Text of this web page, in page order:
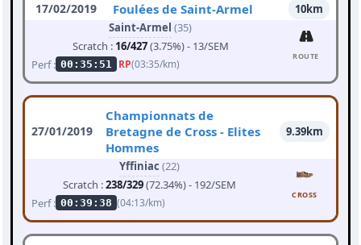
17/02/2019 Foulées de Saint-Armel
10km
Saint-Armel (35)
Scratch : 16/427(3.75%) - 13/SEM
Perf : 00:35:51 RP(03:35/km)
ROUTE
27/01/2019
Championnats de
Bretagne de Cross - Elites
Hommes
9.39km
Yffiniac (22)
Scratch :238/329(72.34%) - 192/SEM
Perf : 00:39:38 (04:13/km)
CROSS